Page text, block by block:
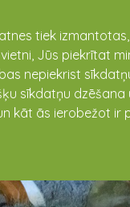
tiek
Jūs piekrītat
nepiekrist
sīkdatņu
kāt ās ierobežot ir